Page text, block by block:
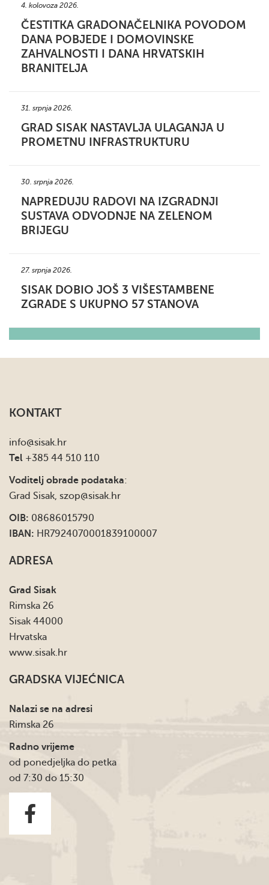
4. kolovoza 2026.
ČESTITKA GRADONAČELNIKA POVODOM
DANA POBJEDE I DOMOVINSKE
ZAHVALNOSTI I DANA HRVATSKIH
BRANITELJA
31. srpnja 2026.
GRAD SISAK NASTAVLJA ULAGANJA U
PROMETNU INFRASTRUKTURU
30. srpnja 2026.
NAPREDUJU RADOVI NA IZGRADNJI
SUSTAVA ODVODNJE NA ZELENOM
BRIJEGU
27. srpnja 2026.
SISAK DOBIO JOŠ 3 VIŠESTAMBENE
ZGRADE S UKUPNO 57 STANOVA
KONTAKT
info@sisak.hr
Tel +385 44 510 110
Voditelj obrade podataka:
Grad Sisak, szop@sisak.hr
OIB: 08686015790
IBAN: HR7924070001839100007
ADRESA
Grad Sisak
Rimska 26
Sisak 44000
Hrvatska
www.sisak.hr
GRADSKA VIJEĆNICA
Nalazi se na adresi
Rimska 26
Radno vrijeme
od ponedjeljka do petka
od 7:30 do 15:30